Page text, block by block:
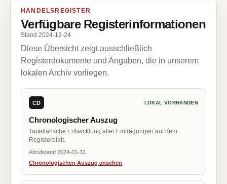
HANDELSREGISTER
Verfügbare Registerinformationen
Stand 2024-12-24
Diese Übersicht zeigt ausschließlich
Registerdokumente und Angaben, die in unserem
lokalen Archiv vorliegen.
CD LOKAL VORHANDEN
Chronologischer Auszug
Tabellarische Entwicklung aller Eintragungen auf dem
Registerblatt.
Abrufstand 2024-01-31
Chronologischen Auszug ansehen